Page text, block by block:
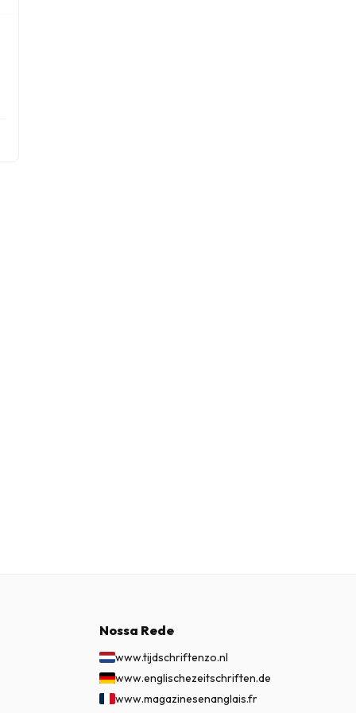
Nossa Rede
www.tijdschriftenzo.nl
www.englischezeitschriften.de
www.magazinesenanglais.fr